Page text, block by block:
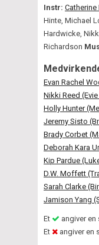
Instr:
Hinte, Michael
Hardwicke,
Richardson
Evan Rachel
Nikki Reed
Holly Hunter
Jeremy Sisto
Brady Corbet
Deborah Kara
Kip Pardue
D.W. Moffett
Sarah Clarke
Jamison Yang
Et
angiver
Et
angiver